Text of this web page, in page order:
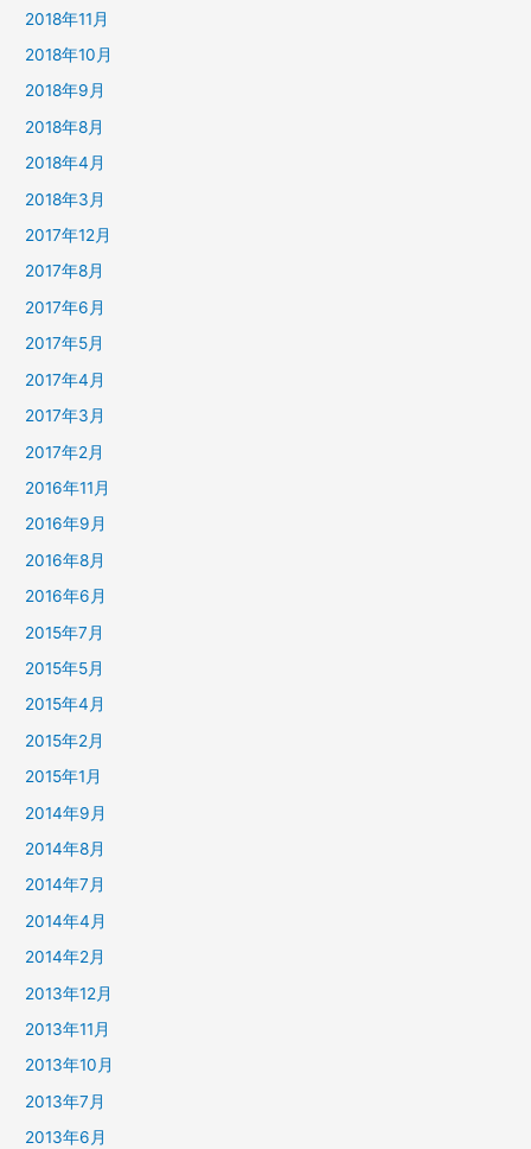
2018年11月
2018年10月
2018年9月
2018年8月
2018年4月
2018年3月
2017年12月
2017年8月
2017年6月
2017年5月
2017年4月
2017年3月
2017年2月
2016年11月
2016年9月
2016年8月
2016年6月
2015年7月
2015年5月
2015年4月
2015年2月
2015年1月
2014年9月
2014年8月
2014年7月
2014年4月
2014年2月
2013年12月
2013年11月
2013年10月
2013年7月
2013年6月